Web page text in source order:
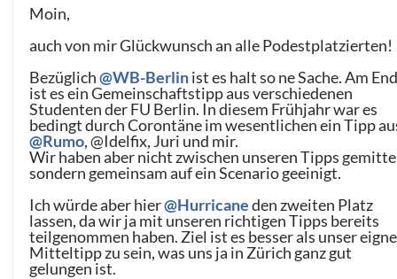
Moin,
auch von mir Glückwunsch an alle Podestplatzierten!
Bezüglich@WB-Berlinist es halt so ne Sache. Am
ist es ein Gemeinschaftstipp aus verschiedenen
Studenten der FU Berlin. In diesem Frühjahr war es
bedingt durch Corontäne im wesentlichen ein Tipp
@Rumo, @Idelfix, Juri und mir.
Wir haben aber nicht zwischen unseren Tipps
sondern gemeinsam auf ein Scenario geeinigt.
Ich würde aber hier@Hurricaneden zweiten Platz
lassen, da wir ja mit unseren richtigen Tipps bereits
teilgenommen haben. Ziel ist es besser als unser
Mitteltipp zu sein, was uns ja in Zürich ganz gut
gelungen ist.